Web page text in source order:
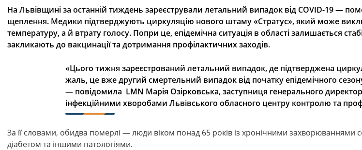
На Львівщині за останній тиждень зареєстрували летальний випадок від COVID-19 —
щеплення. Медики підтверджують циркуляцію нового штаму «Стратус», який може
температуру, а й втрату голосу. Попри це, епідемічна ситуація в області залишається
закликають до вакцинації та дотримання профілактичних заходів.
«Цього тижня зареєстрований летальний випадок, де підтверджена
жаль, це вже другий смертельний випадок від початку епідемічного
— повідомила LMN Марія Озірковська, заступниця генерального
інфекційними хворобами Львівського обласного центру контролю та
За її словами, обидва померлі — люди віком понад 65 років із хронічними захворюваннями
діабетом та іншими патологіями.